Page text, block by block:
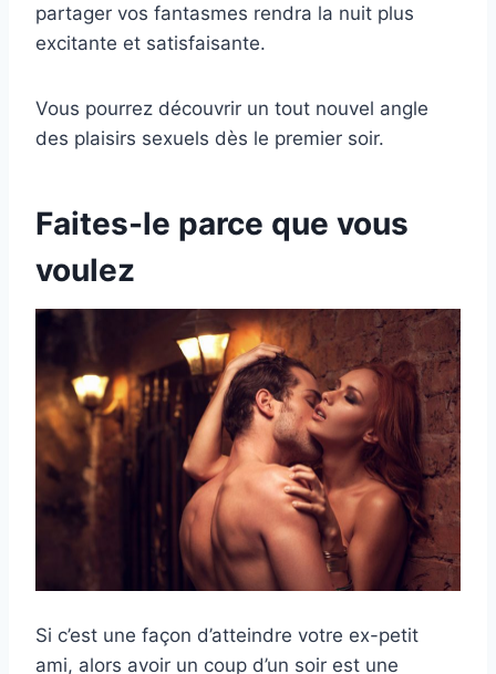
partager vos fantasmes rendra la nuit plus
excitante et satisfaisante.
Vous pourrez découvrir un tout nouvel angle
des plaisirs sexuels dès le premier soir.
Faites-le parce que vous
voulez
Si c’est une façon d’atteindre votre ex-petit
ami, alors avoir un coup d’un soir est une